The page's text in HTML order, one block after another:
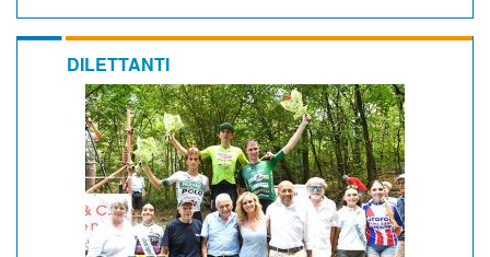
DILETTANTI